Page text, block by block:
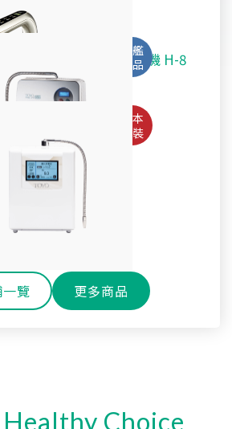
-鹼性離子水雙溫飲水機 H-8
水生成器TYH-71GS
水素水生成器TW-H1
下型-氣泡水冰溫熱飲水機 X-3
Pro
櫥下型-雙溫飲水機 P-3 Pro
型-RO直輸淨水器 R1 (800G)
生飲淨水器 OMAMORI - 2SF
生飲淨水器 OMAMORI-2PF
型雙溫熱飲機 H-301
戶式除氯系統 TYS-200
軟水除氯系統 TYR-450S
H1專用主體濾心TA-1100
專用主體濾心TA-1200
御守-全效能御守濾心
OMAMORI-JC
閒環保雙層玻璃水瓶
超酸水生成器TYH-202
mini次氯酸水生成器
覽 更多商品
Healthy Choice